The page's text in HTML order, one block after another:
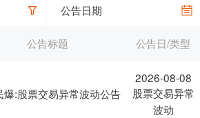
公告日期
公告标题 公告日/类型
爆:股票交易异常波动公告
2026-08-08
股票交易异常
波动